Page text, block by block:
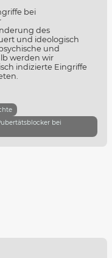
bei
des
und ideologisch
und
werden wir
indizierte Eingriffe
bei